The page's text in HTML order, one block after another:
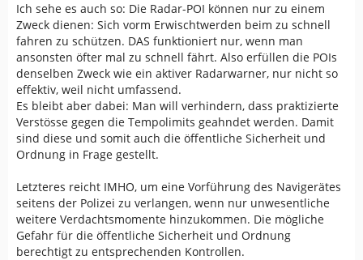
Ich sehe es auch so: Die Radar-POI können nur zu einem
Zweck dienen: Sich vorm Erwischtwerden beim zu schnell
fahren zu schützen. DAS funktioniert nur, wenn man
ansonsten öfter mal zu schnell fährt. Also erfüllen die POIs
denselben Zweck wie ein aktiver Radarwarner, nur nicht so
effektiv, weil nicht umfassend.
Es bleibt aber dabei: Man will verhindern, dass praktizierte
Verstösse gegen die Tempolimits geahndet werden. Damit
sind diese und somit auch die öffentliche Sicherheit und
Ordnung in Frage gestellt.
Letzteres reicht IMHO, um eine Vorführung des Navigerätes
seitens der Polizei zu verlangen, wenn nur unwesentliche
weitere Verdachtsmomente hinzukommen. Die mögliche
Gefahr für die öffentliche Sicherheit und Ordnung
berechtigt zu entsprechenden Kontrollen.